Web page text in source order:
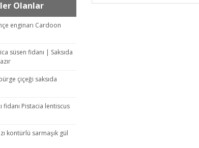
Olanlar
enginarı Cardoon
süsen fidanı | Saksıda
çiçeği saksıda
fidanı Pistacia lentiscus
kontürlü sarmaşık gül